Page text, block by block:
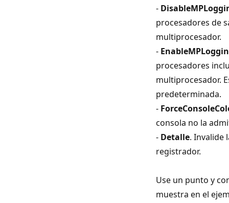
-
procesadores de
multiprocesador.
-
procesadores
multiprocesador.
predeterminada.
-
consola no la
- Detalle. Invalide
registrador.
Use un punto y
muestra en el